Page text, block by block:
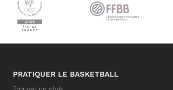
PRATIQUER LE BASKETBALL